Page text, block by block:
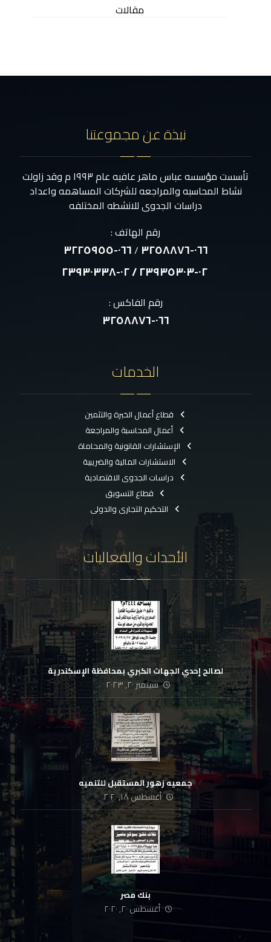
مقالات
نبذة عن مجموعتنا
تأسست مؤسسه عباس ماهر عافيه عام ١٩٩٣ م وقد زاولت
نشاط المحاسبه والمراجعه للشركات المساهمه واعداد
دراسات الجدوى للانشطه المختلفه
رقم الهاتف :
٠٦٦-٣٢٥٨٨٧٦ /٠٦٦-٣٢٢٥٩٥٥
٠٢-٢٣٩٣٥٣٠٣ / ٠٢-٢٣٩٣٠٣٣٨
رقم الفاكس :
٠٦٦-٣٢٥٨٨٧٦
الخدمات
قطاع أعمال الخبرة والتثمين
أعمال المحاسبة والمراجعة
الإستشارات القانونية والمحاماة
الاستشارات المالية والضريبية
دراسات الجدوى الاقتصادية
قطاع التسويق
التحكيم التجارى والدولى
الأحداث والفعاليات
لصالح إحدي الجهات الكبري بمحافظة الإسكندرية
سبتمبر ٢٠, ٢٠٢٣
جمعيه زهور المستقبل للتنميه
أغسطس ١٨, ٢٠٢٠
بنك مصر
أغسطس ٢٠, ٢٠٢٠